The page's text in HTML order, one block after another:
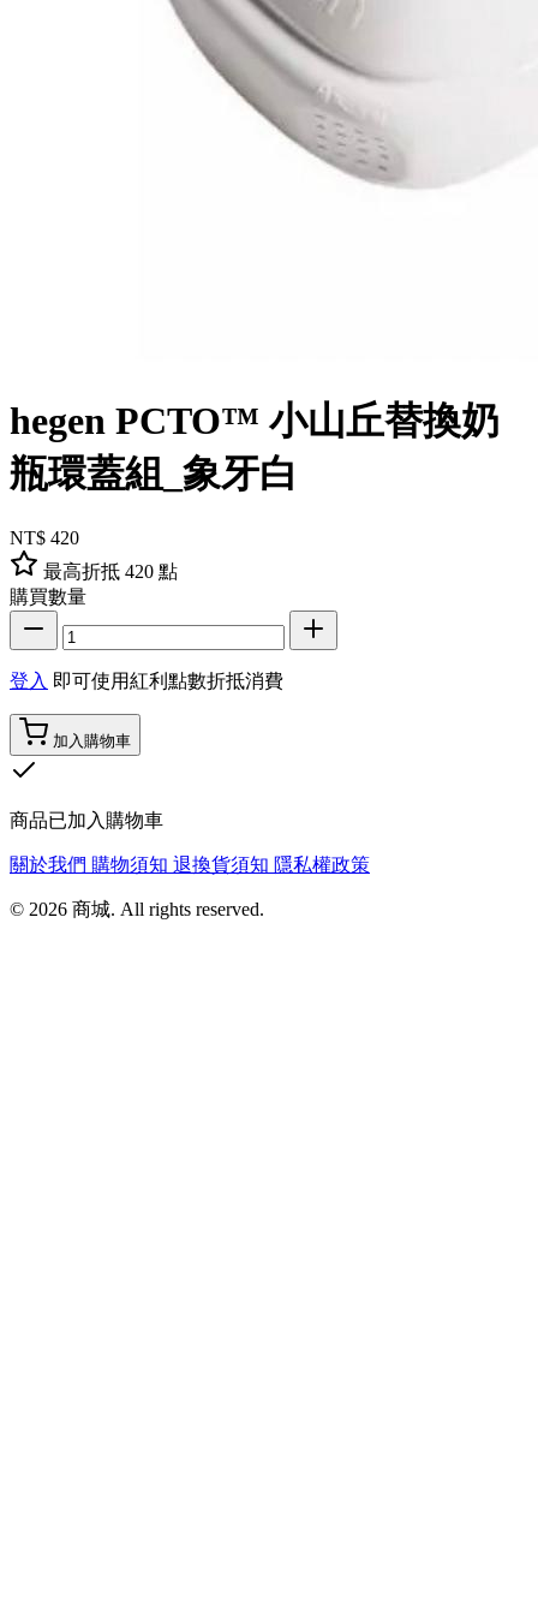
hegen PCTO™ 小山丘替換奶
瓶環蓋組_象牙白
NT$ 420
最高折抵 420 點
購買數量
登入 即可使用紅利點數折抵消費
加入購物車
商品已加入購物車
關於我們 購物須知 退換貨須知 隱私權政策
© 2026 商城. All rights reserved.